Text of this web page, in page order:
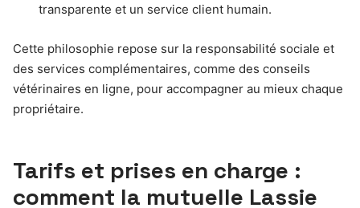
transparente et un service client humain.
Cette philosophie repose sur la responsabilité sociale et
des services complémentaires, comme des conseils
vétérinaires en ligne, pour accompagner au mieux chaque
propriétaire.
Tarifs et prises en charge :
comment la mutuelle Lassie